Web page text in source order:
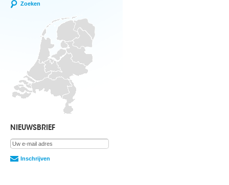
Zoeken
NIEUWSBRIEF
Inschrijven